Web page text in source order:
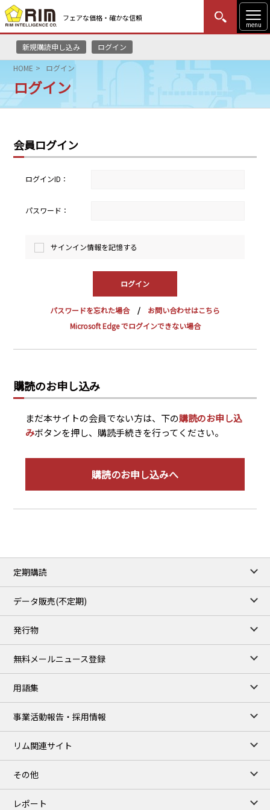
フェアな価格・確かな信頼
menu
新規購読申し込み ログイン
MENU
はじめての方
HOME
リムレポート
メソドロジー
研修・セミナー
採用情報
English Website
瑞姆亜太能源諮問(北京)
HOME ログイン
ログイン
会員ログイン
ログインID：
パスワード：
サインイン情報を記憶する
パスワードを忘れた場合
お問い合わせはこちら
Microsoft Edge でログインできない場合
購読のお申し込み
まだ本サイトの会員でない方は、下の購読のお申し込
みボタンを押し、購読手続きを行ってください。
購読のお申し込みへ
定期購読
データ販売(不定期)
発行物
無料メールニュース登録
用語集
事業活動報告・採用情報
リム関連サイト
その他
レポート